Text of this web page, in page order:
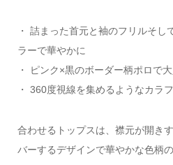
・ 詰まった首元と袖のフリルそし
ラーで華やかに
・ ピンク×黒のボーダー柄ポロで
・ 360度視線を集めるようなカラ
合わせるトップスは、襟元が開き
バーするデザインで華やかな色柄